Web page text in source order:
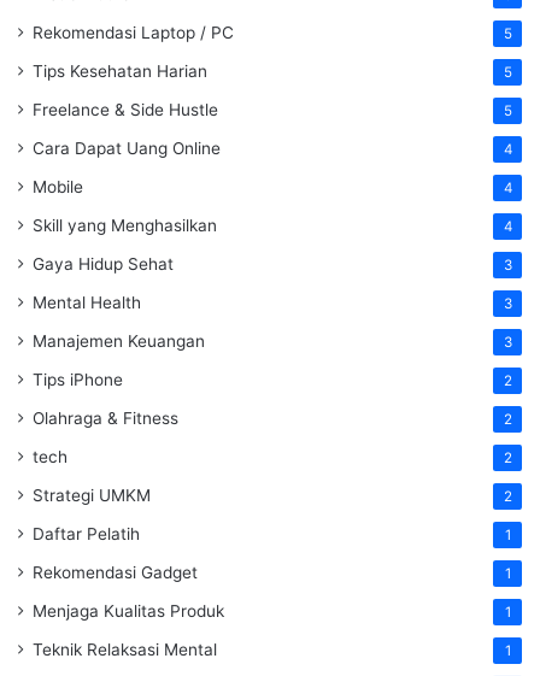
Rekomendasi Laptop / PC 5
Tips Kesehatan Harian 5
Freelance & Side Hustle 5
Cara Dapat Uang Online 4
Mobile 4
Skill yang Menghasilkan 4
Gaya Hidup Sehat 3
Mental Health 3
Manajemen Keuangan 3
Tips iPhone 2
Olahraga & Fitness 2
tech 2
Strategi UMKM 2
Daftar Pelatih 1
Rekomendasi Gadget 1
Menjaga Kualitas Produk 1
Teknik Relaksasi Mental 1